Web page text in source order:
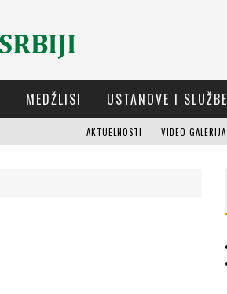
MEDŽLISI USTANOVE I SLUŽBE
AKTUELNOSTI VIDEO GALERIJA